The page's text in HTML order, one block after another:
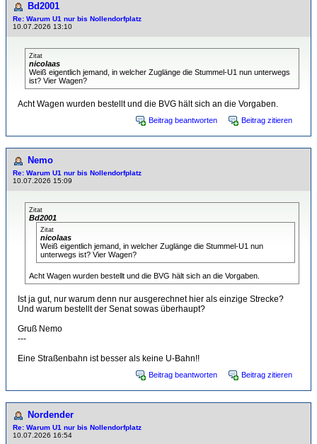
Bd2001
Re: Warum U1 nur bis Nollendorfplatz
10.07.2026 13:10
Zitat
nicolaas
Weiß eigentlich jemand, in welcher Zuglänge die Stummel-U1 nun unterwegs
ist? Vier Wagen?
Acht Wagen wurden bestellt und die BVG hält sich an die Vorgaben.
Beitrag beantworten Beitrag zitieren
Nemo
Re: Warum U1 nur bis Nollendorfplatz
10.07.2026 15:09
Zitat
Bd2001
Zitat
nicolaas
Weiß eigentlich jemand, in welcher Zuglänge die Stummel-U1 nun
unterwegs ist? Vier Wagen?
Acht Wagen wurden bestellt und die BVG hält sich an die Vorgaben.
Ist ja gut, nur warum denn nur ausgerechnet hier als einzige Strecke?
Und warum bestellt der Senat sowas überhaupt?
Gruß Nemo
---
Eine Straßenbahn ist besser als keine U-Bahn!!
Beitrag beantworten Beitrag zitieren
Nordender
Re: Warum U1 nur bis Nollendorfplatz
10.07.2026 16:54